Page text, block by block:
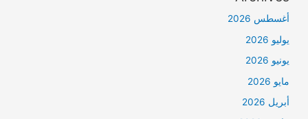
أغسطس 2026
يوليو 2026
يونيو 2026
مايو 2026
أبريل 2026